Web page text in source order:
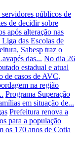
públicos de
de decidir sobre
após alteração nas
das Escolas de
Sabesp traz o
das... No dia 26
estadual e atual
de casos de AVC,
na região
Programa Superação
em situação de...
Prefeitura renova a
para a população
os 170 anos de Cotia